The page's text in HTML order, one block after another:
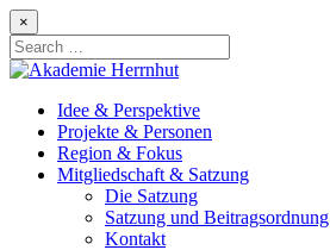
Skip
to
content
×
Search
for:
Idee & Perspektive
Projekte & Personen
Region & Fokus
Mitgliedschaft & Satzung
Die Satzung
Satzung und Beitragsordnung
Kontakt